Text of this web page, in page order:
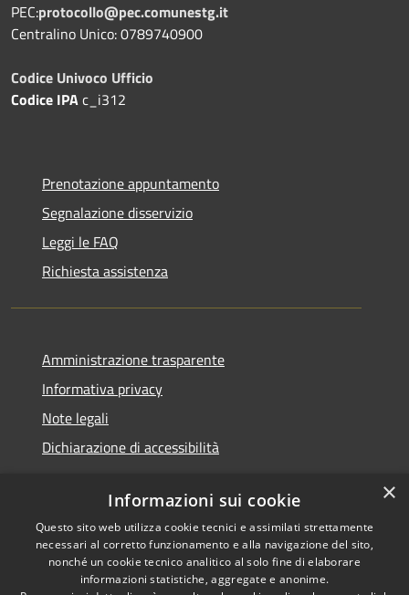
PEC:protocollo@pec.comunestg.it
Centralino Unico: 0789740900
Codice Univoco Ufficio
Codice IPAc_i312
Prenotazione appuntamento
Segnalazione disservizio
Leggi le FAQ
Richiesta assistenza
Amministrazione trasparente
Informativa privacy
Note legali
Dichiarazione di accessibilità
RSS
Accessibilità
Copyright © 2026 • Comune di
Santa Teresa Gallura •
Powered byMunicipium
×
Informazioni sui cookie
Questo sito web utilizza cookie tecnici e assimilati strettamente
necessari al corretto funzionamento e alla navigazione del sito,
nonché un cookie tecnico analitico al solo fine di elaborare
informazioni statistiche, aggregate e anonime.